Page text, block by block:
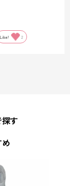
Like! 2
す